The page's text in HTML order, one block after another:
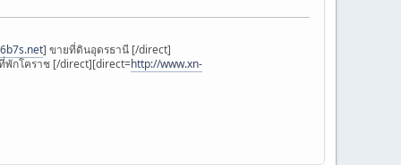
] ขายที่ดินอุดรธานี [/direct]
พักโคราช [/direct][direct=http://www.xn-